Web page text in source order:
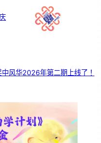
中风华2026年第二期上线了！